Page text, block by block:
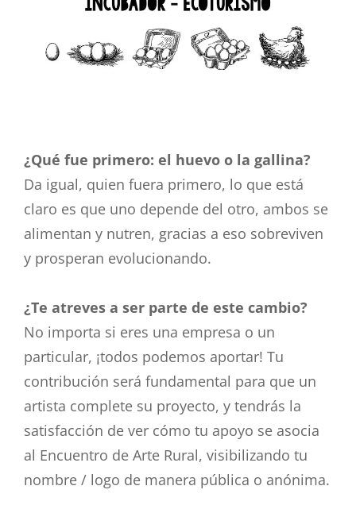
¿Qué fue primero: el huevo o la gallina?
Da igual, quien fuera primero, lo que está
claro es que uno depende del otro, ambos se
alimentan y nutren, gracias a eso sobreviven
y prosperan evolucionando.
¿Te atreves a ser parte de este cambio?
No importa si eres una empresa o un
particular, ¡todos podemos aportar! Tu
contribución será fundamental para que un
artista complete su proyecto, y tendrás la
satisfacción de ver cómo tu apoyo se asocia
al Encuentro de Arte Rural, visibilizando tu
nombre / logo de manera pública o anónima.